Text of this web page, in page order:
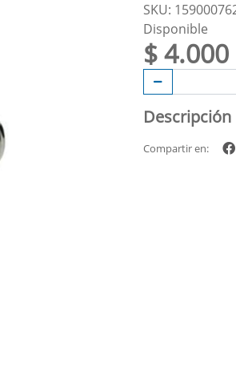
SKU:
Disponible
$ 4.000
Descripción
Compartir en: